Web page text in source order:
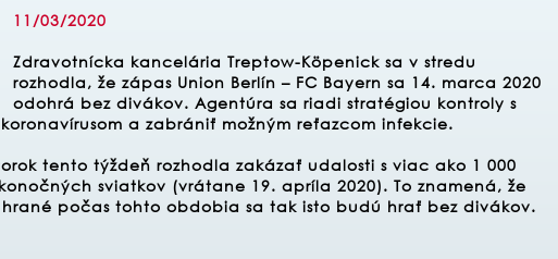
11/03/2020
Zdravotnícka kancelária Treptow-Köpenick sa v stredu
rozhodla, že zápas Union Berlín – FC Bayern sa 14. marca 2020
odohrá bez divákov. Agentúra sa riadi stratégiou kontroly s
a zabrániť možným reťazcom infekcie.
tento týždeň rozhodla zakázať udalosti s viac ako 1 000
sviatkov (vrátane 19. apríla 2020). To znamená, že
hrané počas tohto obdobia sa tak isto budú hrať bez divákov.